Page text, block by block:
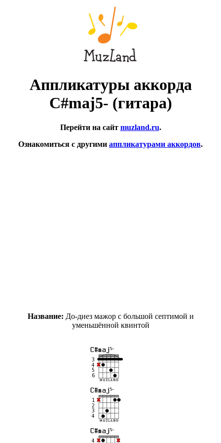
Аппликатуры аккорда
C#maj5- (гитара)
Перейти на сайт muzland.ru.
Ознакомиться с другими аппликатурами аккордов.
Название: До-диез мажор с большой септимой и
уменьшённой квинтой